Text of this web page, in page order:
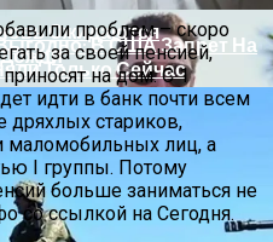
В США Запрет На
Только Сейчас
Ожидаются
проблем – скоро
за своей пенсией,
на дом. С 1
идти в банк почти всем
дряхлых стариков,
маломобильных лиц, а
I группы. Потому
больше заниматься не
со ссылкой на Сегодня.